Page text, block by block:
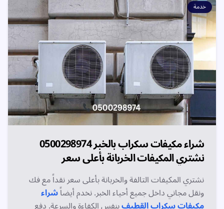
خدمة
شراء مكيفات سكراب بالخبر 0500298974
نشتري المكيفات الخربانة بأعلى سعر
نشتري المكيفات التالفة والخربانة بأعلى سعر نقداً مع فك
ونقل مجاني داخل جميع أحياء الخبر. نخدم أيضاًشراء